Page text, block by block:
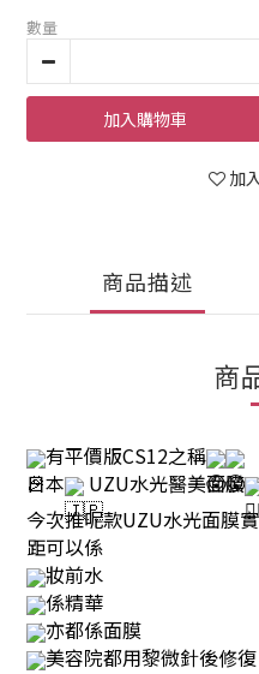
數量
加入購物車
加
商品描述
商
有平價版CS12之稱
日本
UZU水光醫美面膜
今次推呢款UZU水光面膜
距可以係
妝前水
係精華
亦都係面膜
美容院都用黎微針後修復